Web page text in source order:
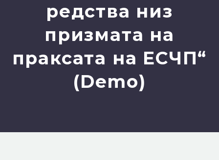
редства низ
призмата на
праксата на ЕСЧП“
(Demo)